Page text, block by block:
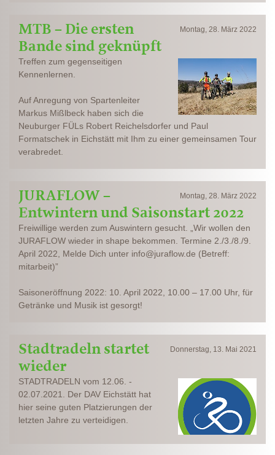
Montag, 28. März 2022
MTB – Die ersten
Bande sind geknüpft
Treffen zum gegenseitigen
Kennenlernen.
Auf Anregung von Spartenleiter
Markus Mißlbeck haben sich die
Neuburger FÜLs Robert Reichelsdorfer und Paul
Formatschek in Eichstätt mit Ihm zu einer gemeinsamen Tour
verabredet.
Montag, 28. März 2022
JURAFLOW –
Entwintern und Saisonstart 2022
Freiwillige werden zum Auswintern gesucht. „Wir wollen den
JURAFLOW wieder in shape bekommen. Termine 2./3./8./9.
April 2022, Melde Dich unter info@juraflow.de (Betreff:
mitarbeit)”
Saisoneröffnung 2022: 10. April 2022, 10.00 – 17.00 Uhr, für
Getränke und Musik ist gesorgt!
Donnerstag, 13. Mai 2021
Stadtradeln startet
wieder
STADTRADELN vom 12.06. -
02.07.2021. Der DAV Eichstätt hat
hier seine guten Platzierungen der
letzten Jahre zu verteidigen.